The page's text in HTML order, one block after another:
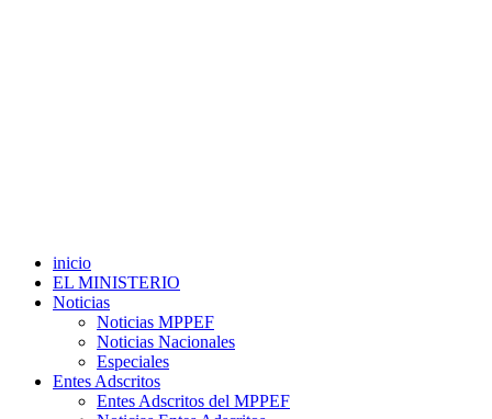
inicio
EL MINISTERIO
Noticias
Noticias MPPEF
Noticias Nacionales
Especiales
Entes Adscritos
Entes Adscritos del MPPEF